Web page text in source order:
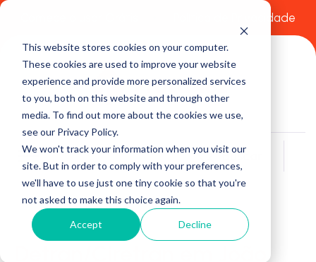
This website stores cookies on your computer.
These cookies are used to improve your website
experience and provide more personalized services
to you, both on this website and through other
media. To find out more about the cookies we use,
see our Privacy Policy.
We won't track your information when you visit our
site. But in order to comply with your preferences,
we'll have to use just one tiny cookie so that you're
not asked to make this choice again.
Accept Decline
Política de Privacidade
Buscar